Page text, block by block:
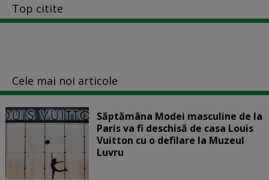
Top citite
Cele mai noi articole
Săptămâna Modei masculine de la
Paris va fi deschisă de casa Louis
Vuitton cu o defilare la Muzeul
Luvru